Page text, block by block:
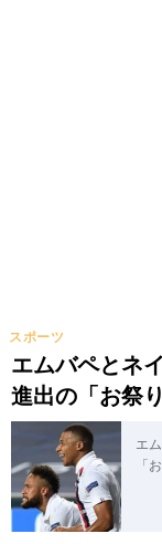
エムバペとネ
進出の「お祭
スポーツ
エ
「